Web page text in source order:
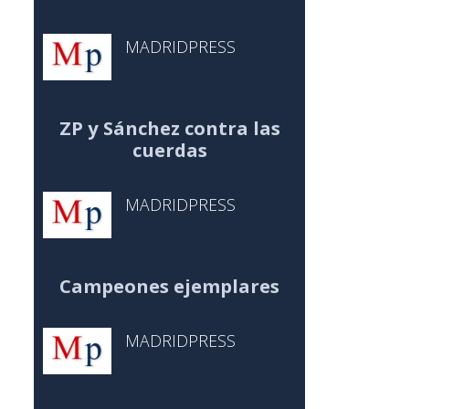
MADRIDPRESS
ZP y Sánchez contra las
cuerdas
MADRIDPRESS
Campeones ejemplares
MADRIDPRESS